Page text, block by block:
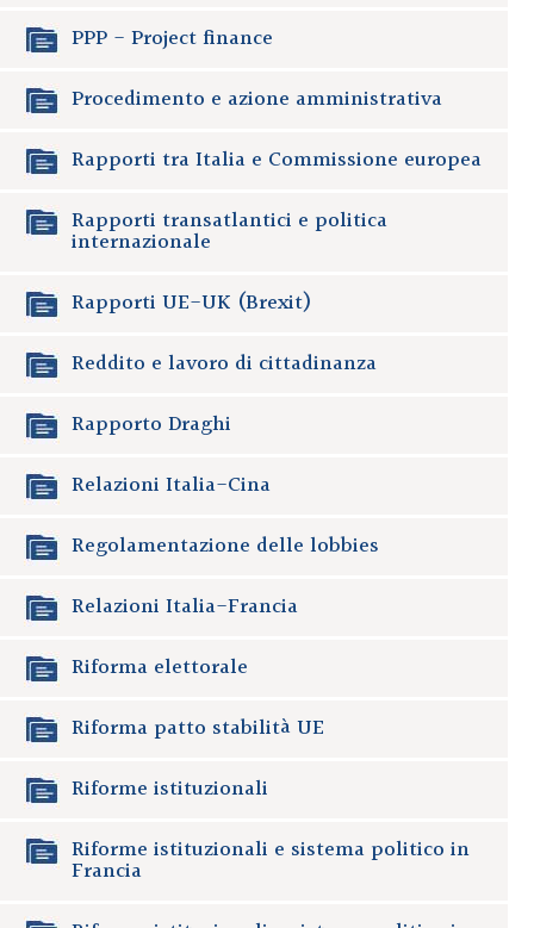
PPP - Project finance
Procedimento e azione amministrativa
Rapporti tra Italia e Commissione europea
Rapporti transatlantici e politica
internazionale
Rapporti UE-UK (Brexit)
Reddito e lavoro di cittadinanza
Rapporto Draghi
Relazioni Italia-Cina
Regolamentazione delle lobbies
Relazioni Italia-Francia
Riforma elettorale
Riforma patto stabilità UE
Riforme istituzionali
Riforme istituzionali e sistema politico in
Francia